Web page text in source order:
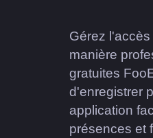
Gérez
manière
gratuites
d'enregistrer
application
présences et